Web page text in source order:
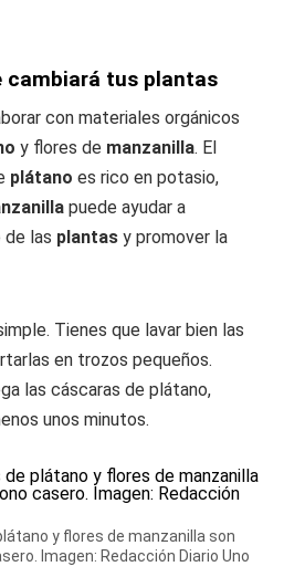
cambiará tus plantas
con materiales orgánicos
y flores de manzanilla. El
plátano es rico en potasio,
puede ayudar a
las plantas y promover la
Tienes que lavar bien las
en trozos pequeños.
las cáscaras de plátano,
unos minutos.
y flores de manzanilla son
Imagen: Redacción Diario Uno